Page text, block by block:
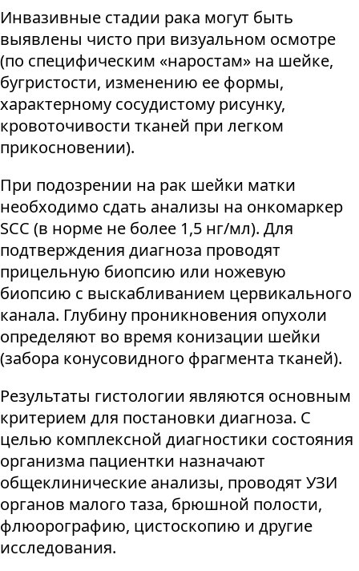
Инвазивные стадии рака могут быть
выявлены чисто при визуальном осмотре
(по специфическим «наростам» на шейке,
бугристости, изменению ее формы,
характерному сосудистому рисунку,
кровоточивости тканей при легком
прикосновении).
При подозрении на рак шейки матки
необходимо сдать анализы на онкомаркер
SCC (в норме не более 1,5 нг/мл). Для
подтверждения диагноза проводят
прицельную биопсию или ножевую
биопсию с выскабливанием цервикального
канала. Глубину проникновения опухоли
определяют во время конизации шейки
(забора конусовидного фрагмента тканей).
Результаты гистологии являются основным
критерием для постановки диагноза. С
целью комплексной диагностики состояния
организма пациентки назначают
общеклинические анализы, проводят УЗИ
органов малого таза, брюшной полости,
флюорографию, цистоскопию и другие
исследования.